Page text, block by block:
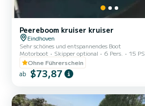
Peereboom kruiser kruiser
Eindhoven
Sehr schönes und entspannendes Boot
Motorboot
Skipper optional 6 Pers. 15 PS
Ohne Führerschein
ab $73,87